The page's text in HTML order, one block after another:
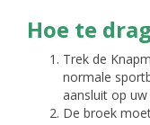
Hoe te
Trek de
normale
aansluit op uw
De broek